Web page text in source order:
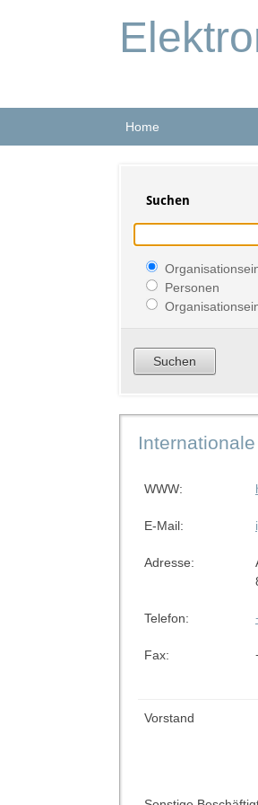
Home
Suchen
Personen
WWW:
E-Mail:
Adresse:
Telefon:
Fax:
Vorstand